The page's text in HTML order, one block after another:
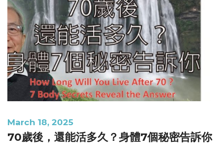
March 18, 2025
70歲後，還能活多久？身體7個秘密告訴你